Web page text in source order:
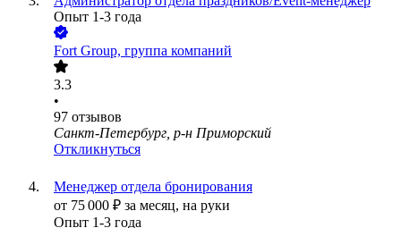
Опыт 1-3 года
Fort Group, группа компаний
3.3
•
97 отзывов
Санкт-Петербург, р-н Приморский
Откликнуться
Менеджер отдела бронирования
от 75 000 ₽ за месяц, на руки
Опыт 1-3 года